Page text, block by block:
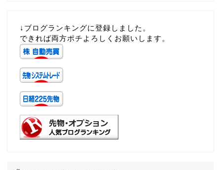
↓ブログランキングに登録しました。
できれば両方ポチよろしくお願いします。